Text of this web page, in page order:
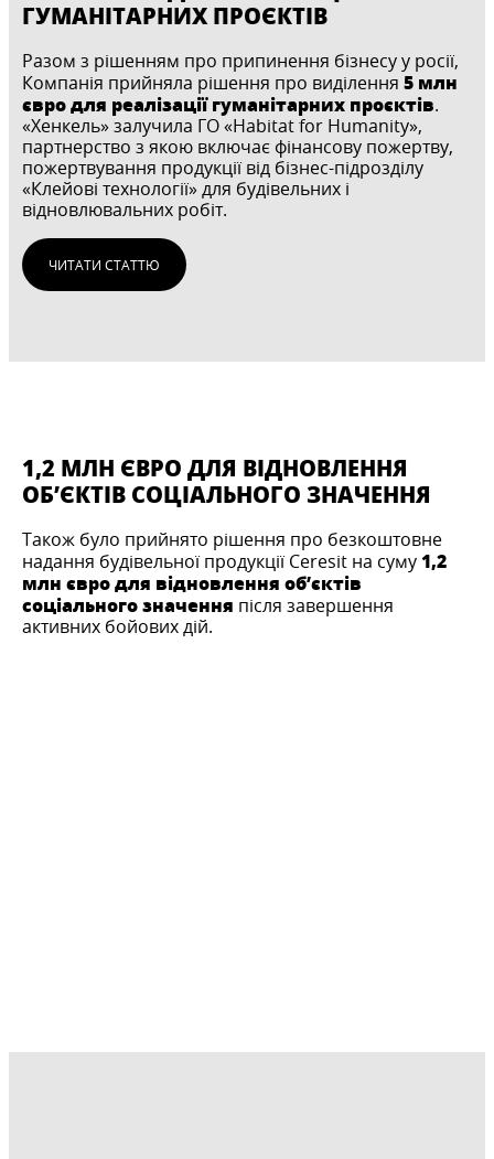
ГУМАНІТАРНИХ ПРОЄКТІВ
Разом з рішенням про припинення бізнесу у росії,
Компанія прийняла рішення про виділення 5 млн
євро для реалізації гуманітарних проєктів.
«Хенкель» залучила ГО «Habitat for Humanity»,
партнерство з якою включає фінансову пожертву,
пожертвування продукції від бізнес-підрозділу
«Клейові технології» для будівельних і
відновлювальних робіт.
ЧИТАТИ СТАТТЮ
1,2 МЛН ЄВРО ДЛЯ ВІДНОВЛЕННЯ
ОБʼЄКТІВ СОЦІАЛЬНОГО ЗНАЧЕННЯ
Також було прийнято рішення про безкоштовне
надання будівельної продукції Ceresit на суму1,2
млн євро для відновлення обʼєктів
соціального значення після завершення
активних бойових дій.